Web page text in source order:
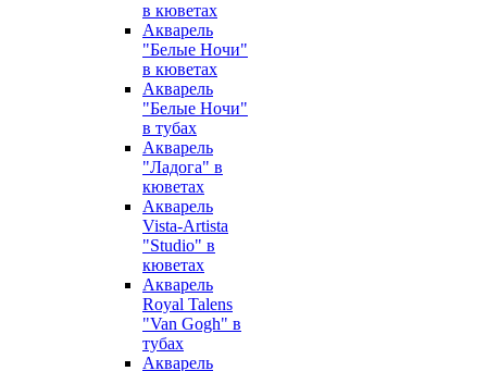
в кюветах
Акварель
"Белые Ночи"
в кюветах
Акварель
"Белые Ночи"
в тубах
Акварель
"Ладога" в
кюветах
Акварель
Vista-Artista
"Studio" в
кюветах
Акварель
Royal Talens
"Van Gogh" в
тубах
Акварель